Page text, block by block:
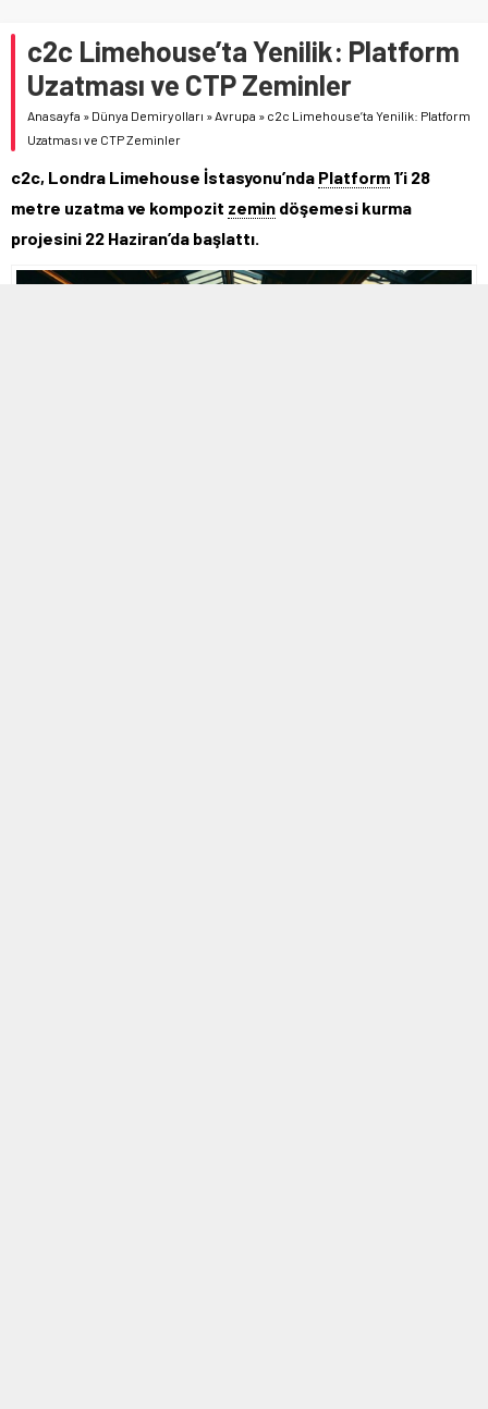
c2c Limehouse’ta Yenilik: Platform
Uzatması ve CTP Zeminler
Anasayfa » Dünya Demiryolları »Avrupa » c2c Limehouse’ta Yenilik: Platform
Uzatması ve CTP Zeminler
c2c, Londra Limehouse İstasyonu’nda Platform 1’i 28
metre uzatma ve kompozit zemin döşemesi kurma
projesini 22 Haziran’da başlattı.